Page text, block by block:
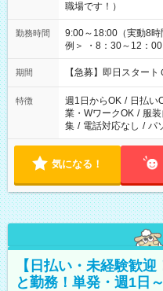
職場です！）
勤務時間
9:00～18:00（実動8時間） 希望の時間帯を選べます！
例＞ ・8：30～12：
・13：00～22：00 ・
期間 【急募】即日スター
特徴 週1日からOK / 日払い
業・WワークOK / 服
集 / 電話対応なし / パ
気になる！
【日払い・未経験歓
と勤務！単発・週1日